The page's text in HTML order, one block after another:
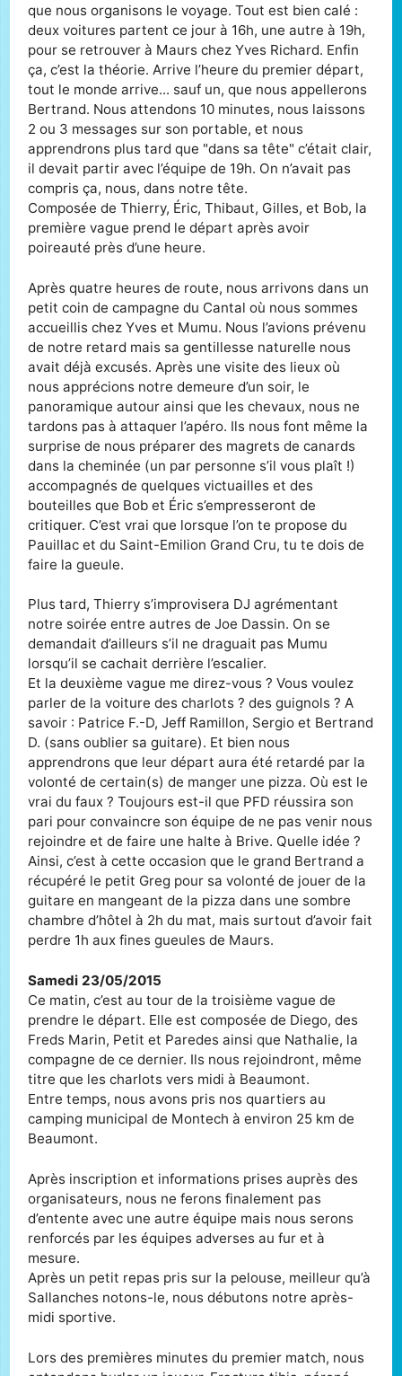
que nous organisons le voyage. Tout est bien calé :
deux voitures partent ce jour à 16h, une autre à 19h,
pour se retrouver à Maurs chez Yves Richard. Enfin
ça, c’est la théorie. Arrive l’heure du premier départ,
tout le monde arrive... sauf un, que nous appellerons
Bertrand. Nous attendons 10 minutes, nous laissons
2 ou 3 messages sur son portable, et nous
apprendrons plus tard que "dans sa tête" c’était clair,
il devait partir avec l’équipe de 19h. On n’avait pas
compris ça, nous, dans notre tête.
Composée de Thierry, Éric, Thibaut, Gilles, et Bob, la
première vague prend le départ après avoir
poireauté près d’une heure.
Après quatre heures de route, nous arrivons dans un
petit coin de campagne du Cantal où nous sommes
accueillis chez Yves et Mumu. Nous l’avions prévenu
de notre retard mais sa gentillesse naturelle nous
avait déjà excusés. Après une visite des lieux où
nous apprécions notre demeure d’un soir, le
panoramique autour ainsi que les chevaux, nous ne
tardons pas à attaquer l’apéro. Ils nous font même la
surprise de nous préparer des magrets de canards
dans la cheminée (un par personne s’il vous plaît !)
accompagnés de quelques victuailles et des
bouteilles que Bob et Éric s’empresseront de
critiquer. C’est vrai que lorsque l’on te propose du
Pauillac et du Saint-Emilion Grand Cru, tu te dois de
faire la gueule.
Plus tard, Thierry s’improvisera DJ agrémentant
notre soirée entre autres de Joe Dassin. On se
demandait d’ailleurs s’il ne draguait pas Mumu
lorsqu’il se cachait derrière l’escalier.
Et la deuxième vague me direz-vous ? Vous voulez
parler de la voiture des charlots ? des guignols ? A
savoir : Patrice F.-D, Jeff Ramillon, Sergio et Bertrand
D. (sans oublier sa guitare). Et bien nous
apprendrons que leur départ aura été retardé par la
volonté de certain(s) de manger une pizza. Où est le
vrai du faux ? Toujours est-il que PFD réussira son
pari pour convaincre son équipe de ne pas venir nous
rejoindre et de faire une halte à Brive. Quelle idée ?
Ainsi, c’est à cette occasion que le grand Bertrand a
récupéré le petit Greg pour sa volonté de jouer de la
guitare en mangeant de la pizza dans une sombre
chambre d’hôtel à 2h du mat, mais surtout d’avoir fait
perdre 1h aux fines gueules de Maurs.
Samedi 23/05/2015
Ce matin, c’est au tour de la troisième vague de
prendre le départ. Elle est composée de Diego, des
Freds Marin, Petit et Paredes ainsi que Nathalie, la
compagne de ce dernier. Ils nous rejoindront, même
titre que les charlots vers midi à Beaumont.
Entre temps, nous avons pris nos quartiers au
camping municipal de Montech à environ 25 km de
Beaumont.
Après inscription et informations prises auprès des
organisateurs, nous ne ferons finalement pas
d’entente avec une autre équipe mais nous serons
renforcés par les équipes adverses au fur et à
mesure.
Après un petit repas pris sur la pelouse, meilleur qu’à
Sallanches notons-le, nous débutons notre après-
midi sportive.
Lors des premières minutes du premier match, nous